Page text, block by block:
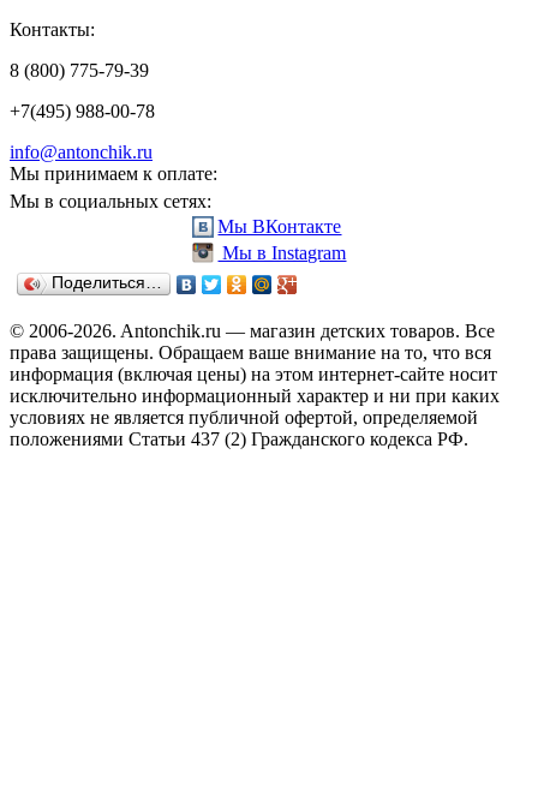
Контакты:
8 (800) 775-79-39
+7(495) 988-00-78
info@antonchik.ru
Мы принимаем к оплате:
Мы в социальных сетях:
Мы ВКонтакте
Мы в Instagram
Поделиться…
© 2006-2026. Antonchik.ru — магазин детских товаров. Все
права защищены. Обращаем ваше внимание на то, что вся
информация (включая цены) на этом интернет-сайте носит
исключительно информационный характер и ни при каких
условиях не является публичной офертой, определяемой
положениями Статьи 437 (2) Гражданского кодекса РФ.